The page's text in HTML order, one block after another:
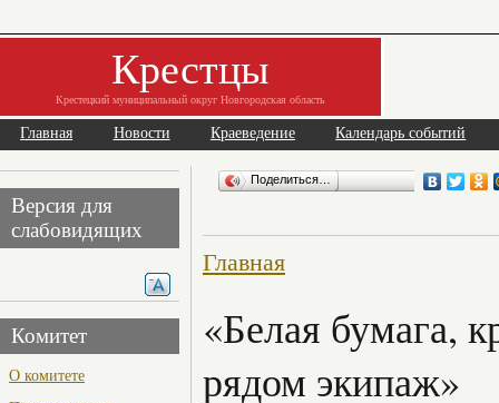
Крестцы
Крестецкий муниципальный округ Новгородская область
Главная Новости Краеведение Календарь событий
Версия для
слабовидящих
Комитет
О комитете
Поделиться…
Главная
«Белая бумага,
рядом экипаж»